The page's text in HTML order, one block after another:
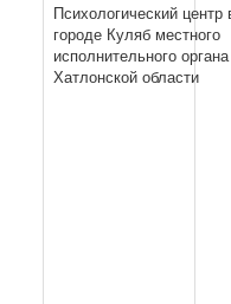
Психологический центр
городе Куляб местного
исполнительного органа
Хатлонской области